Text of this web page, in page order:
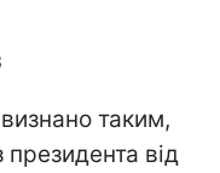
таким,
від